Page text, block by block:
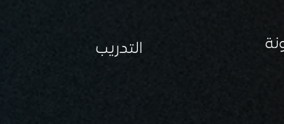
التدريب